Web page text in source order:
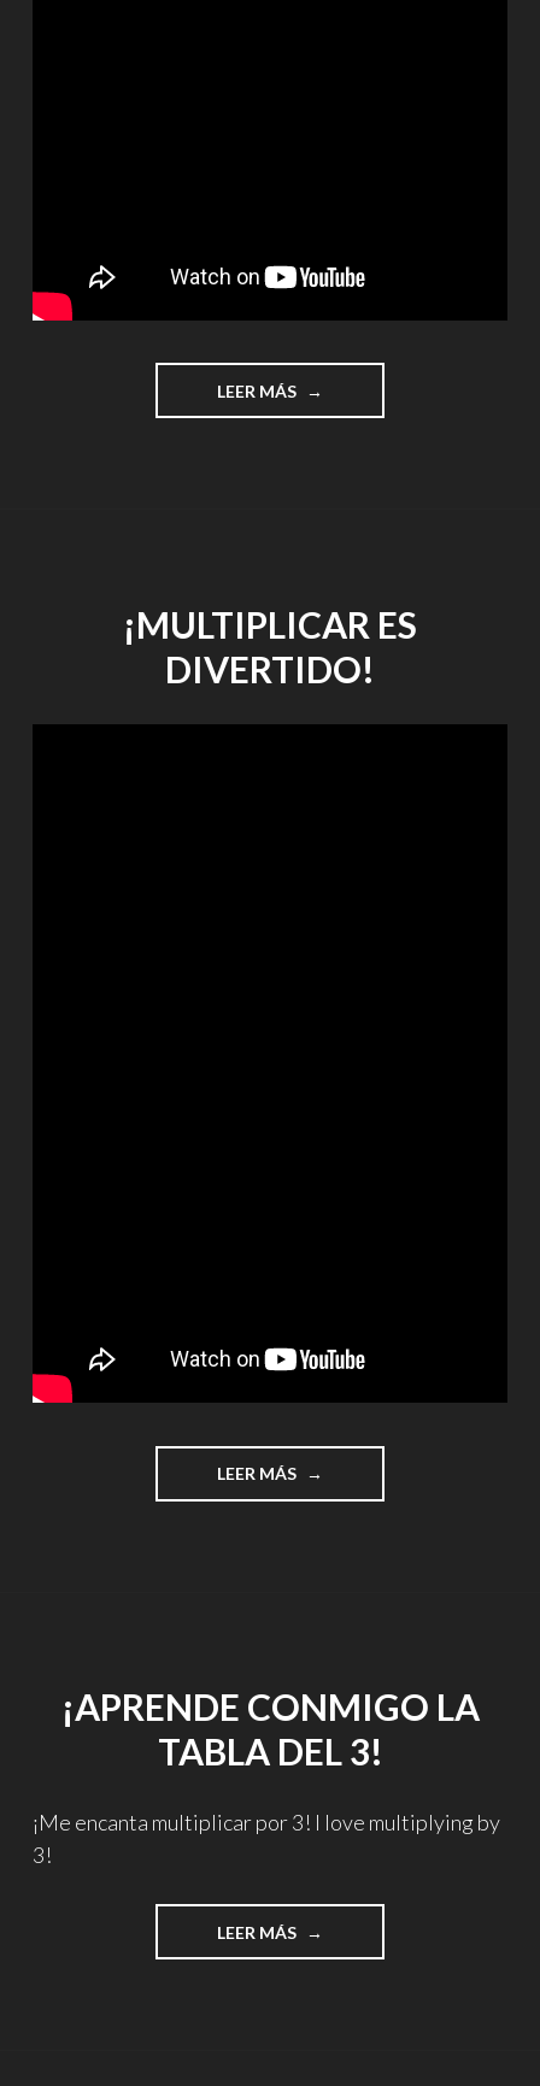
LEER MÁS "LA
TABLA
¡MULTIPLICAR ES
DIVERTIDO!
LEER MÁS "¡MULTIPLICAR
ES
¡APRENDE CONMIGO LA
TABLA DEL 3!
¡Me encanta multiplicar por 3! I love multiplying by
3!
LEER MÁS "¡APRENDE
CONMIGO